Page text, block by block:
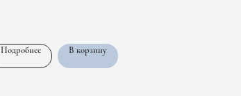
Подробнее В корзину